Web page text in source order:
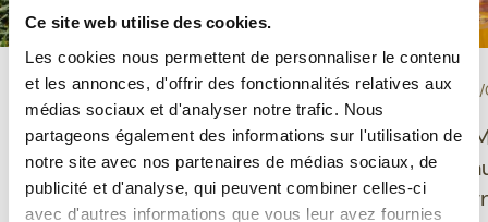
Ce site web utilise des cookies.
Les cookies nous permettent de personnaliser le contenu
et les annonces, d'offrir des fonctionnalités relatives aux
médias sociaux et d'analyser notre trafic. Nous
partageons également des informations sur l'utilisation de
notre site avec nos partenaires de médias sociaux, de
publicité et d'analyse, qui peuvent combiner celles-ci
avec d'autres informations que vous leur avez fournies
PROEVERIJ-10/06/2026
Grisette Bio glutenvrij:
een Belgisch bier dat
plezier, evenwicht en
EVENEMENT-
Ducasse de
Feuillien
nieuwe